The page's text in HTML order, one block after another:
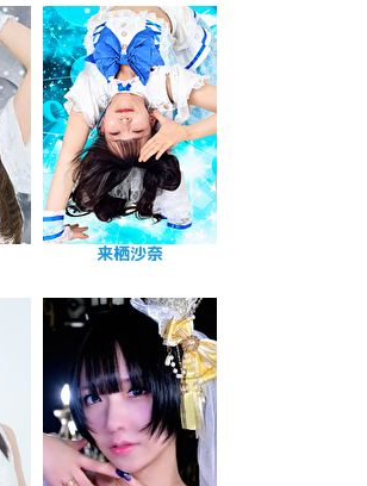
来栖沙奈